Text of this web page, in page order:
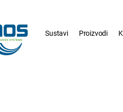
navigation
Sustavi Proizvodi